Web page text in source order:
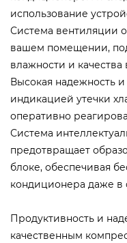
использование
Система вентиляции
вашем помещении,
влажности и качества
Высокая надежность и
индикацией утечки
оперативно
Система
предотвращает
блоке, обеспечивая
кондиционера даже в
Продуктивность и
качественным